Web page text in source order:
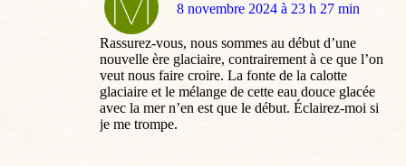
dit
8 novembre 2024 à 23 h 27 min
Rassurez-vous, nous sommes au début d’une
nouvelle ère glaciaire, contrairement à ce que l’on
veut nous faire croire. La fonte de la calotte
glaciaire et le mélange de cette eau douce glacée
avec la mer n’en est que le début. Éclairez-moi si
je me trompe.